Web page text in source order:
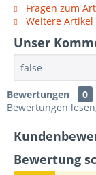
Fragen zum
Weitere Artikel
Unser
false
Bewertungen
0
Bewertungen
Bewertung